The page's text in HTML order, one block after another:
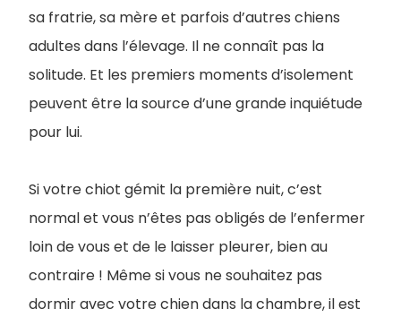
sa fratrie, sa mère et parfois d’autres chiens
adultes dans l’élevage. Il ne connaît pas la
solitude. Et les premiers moments d’isolement
peuvent être la source d’une grande inquiétude
pour lui.
Si votre chiot gémit la première nuit, c’est
normal et vous n’êtes pas obligés de l’enfermer
loin de vous et de le laisser pleurer, bien au
contraire ! Même si vous ne souhaitez pas
dormir avec votre chien dans la chambre, il est